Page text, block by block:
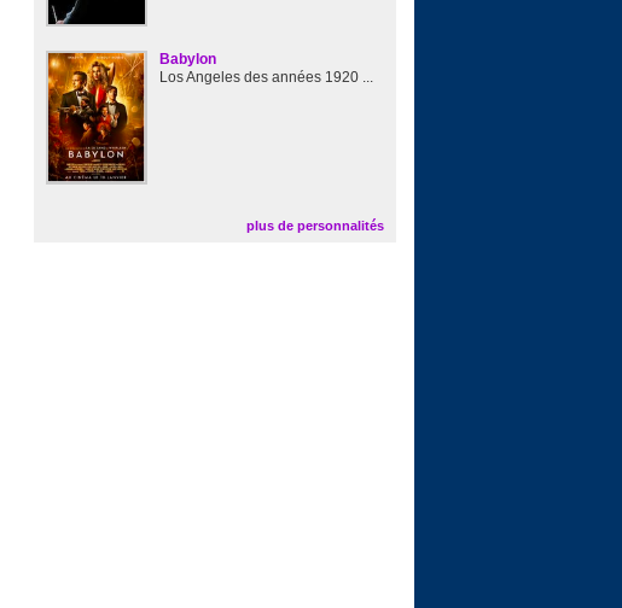
Babylon
Los Angeles des années 1920 ...
plus de personnalités